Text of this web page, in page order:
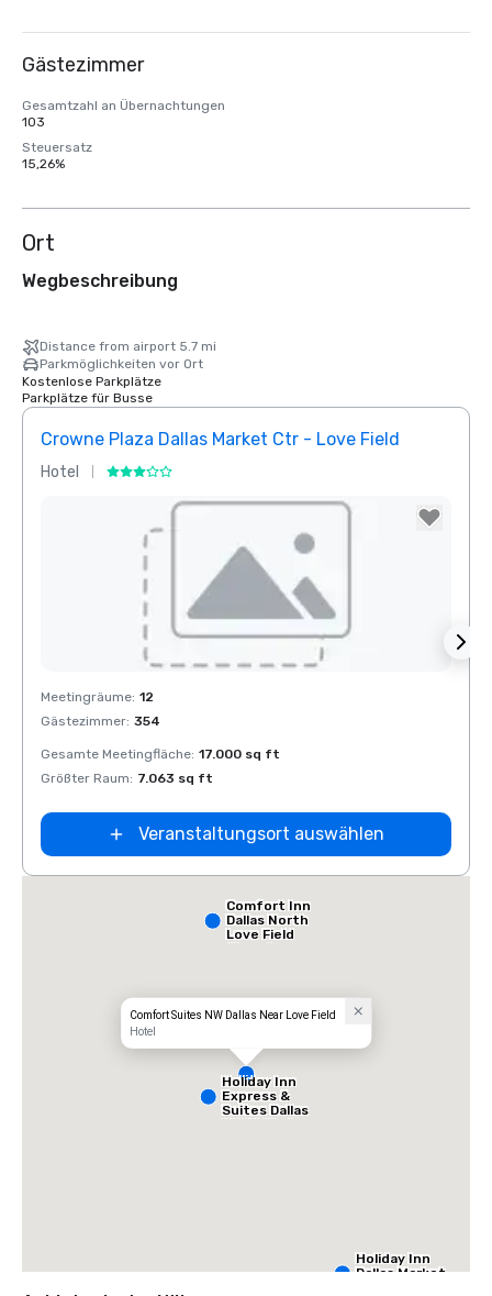
Gästezimmer
Gesamtzahl an Übernachtungen
103
Steuersatz
15,26%
Ort
Wegbeschreibung
Distance from airport 5.7 mi
Parkmöglichkeiten vor Ort
Kostenlose Parkplätze
Parkplätze für Busse
Crowne Plaza Dallas Market Ctr - Love Field
Hotel
Removed from favorites
Meetingräume: 12
Gästezimmer: 354
Gesamte Meetingfläche: 17.000 sq ft
Größter Raum: 7.063 sq ft
Veranstaltungsort auswählen
Comfort Suites NW Dallas Near Love Field
Hotel
Holiday Inn
Dallas Market
Comfort Inn
Dallas North
Love Field
Airport
Holiday Inn
Express &
Suites Dallas
NW HWY - Love